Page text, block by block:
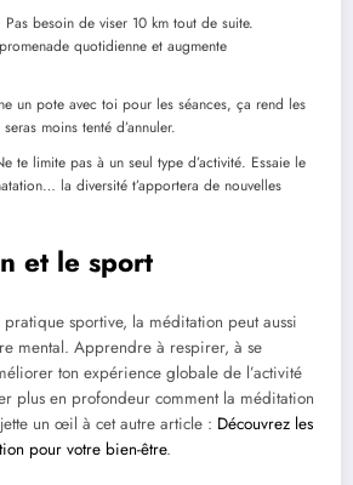
besoin de viser 10 km tout de suite.
quotidienne et augmente
un pote avec toi pour les séances, ça rend les
moins tenté d’annuler.
te limite pas à un seul type d’activité. Essaie le
la diversité t’apportera de nouvelles
et le sport
sportive, la méditation peut aussi
mental. Apprendre à respirer, à se
ton expérience globale de l’activité
plus en profondeur comment la méditation
un œil à cet autre article : Découvrez les
pour votre bien-être.